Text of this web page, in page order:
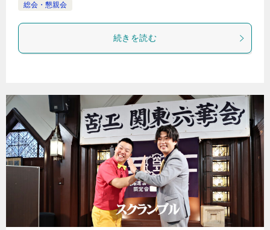
総会・懇親会
続きを読む